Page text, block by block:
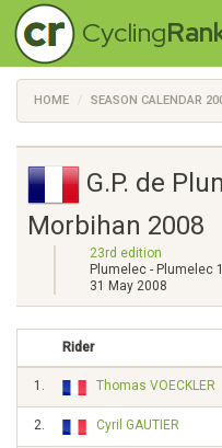
Cycling
HOME SEASON CALENDAR
G.P. de
Morbihan 2008
23rd edition
Plumelec - Plumelec
31 May 2008
Rider
1. Thomas VOECKLER
2. Cyril GAUTIER